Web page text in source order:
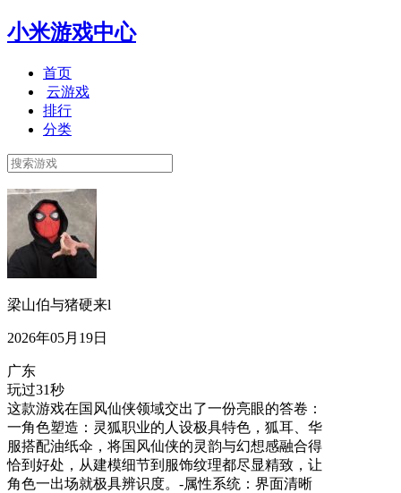
小米游戏中心
首页
云游戏
排行
分类
梁山伯与猪硬来l
2026年05月19日
广东
玩过31秒
这款游戏在国风仙侠领域交出了一份亮眼的答卷：
一角色塑造：灵狐职业的人设极具特色，狐耳、华
服搭配油纸伞，将国风仙侠的灵韵与幻想感融合得
恰到好处，从建模细节到服饰纹理都尽显精致，让
角色一出场就极具辨识度。-属性系统：界面清晰